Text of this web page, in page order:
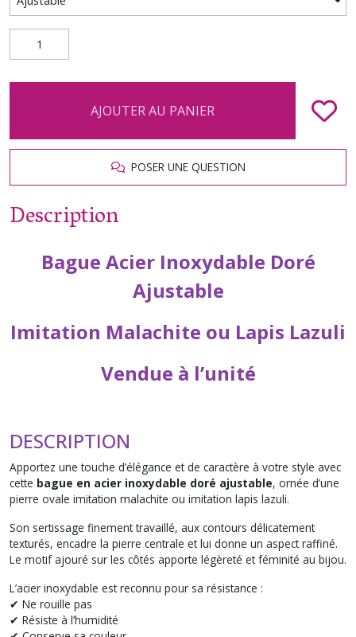
AJOUTER AU PANIER
POSER UNE QUESTION
Description
Bague Acier Inoxydable Doré
Ajustable
Imitation Malachite ou Lapis Lazuli
Vendue à l’unité
DESCRIPTION
Apportez une touche d’élégance et de caractère à votre style avec
cette bague en acier inoxydable doré ajustable, ornée d’une
pierre ovale imitation malachite ou imitation lapis lazuli.
Son sertissage finement travaillé, aux contours délicatement
texturés, encadre la pierre centrale et lui donne un aspect raffiné.
Le motif ajouré sur les côtés apporte légèreté et féminité au bijou.
L’acier inoxydable est reconnu pour sa résistance :
✔ Ne rouille pas
✔ Résiste à l’humidité